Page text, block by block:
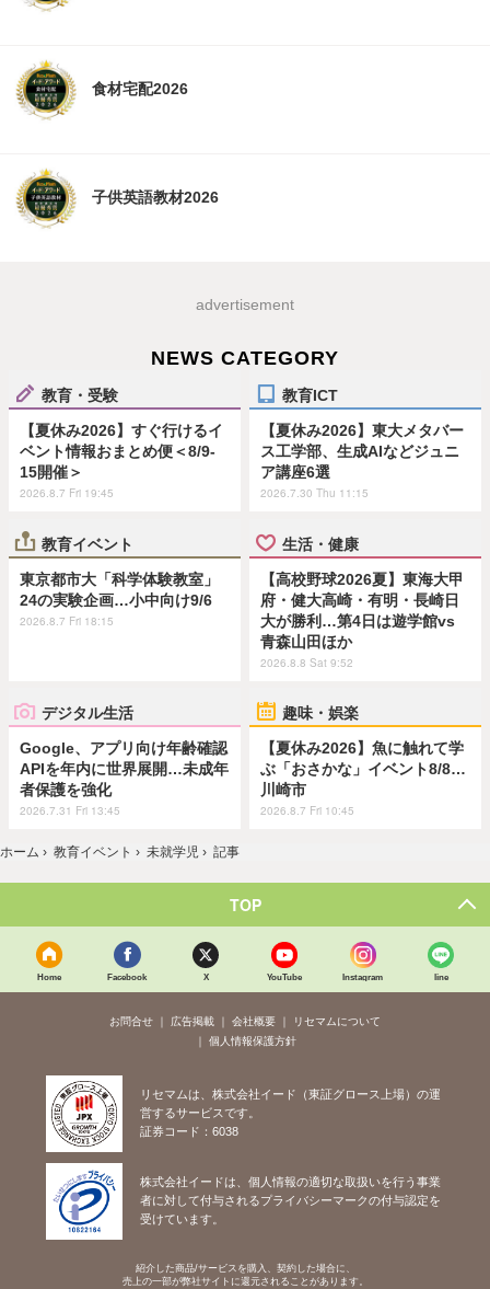
食材宅配2026
子供英語教材2026
advertisement
NEWS CATEGORY
教育・受験
【夏休み2026】すぐ行けるイ
ベント情報おまとめ便＜8/9-
15開催＞
2026.8.7 Fri 19:45
教育ICT
【夏休み2026】東大メタバー
ス工学部、生成AIなどジュニ
ア講座6選
2026.7.30 Thu 11:15
教育イベント
東京都市大「科学体験教室」
24の実験企画…小中向け9/6
2026.8.7 Fri 18:15
生活・健康
【高校野球2026夏】東海大甲
府・健大高崎・有明・長崎日
大が勝利…第4日は遊学館vs
青森山田ほか
2026.8.8 Sat 9:52
デジタル生活
Google、アプリ向け年齢確認
APIを年内に世界展開…未成年
者保護を強化
2026.7.31 Fri 13:45
趣味・娯楽
【夏休み2026】魚に触れて学
ぶ「おさかな」イベント8/8…
川崎市
2026.8.7 Fri 10:45
ホーム › 教育イベント › 未就学児 › 記事
TOP
Home Facebook X YouTube Instagram line
お問合せ 広告掲載 会社概要
リセマムについて
個人情報保護方針
リセマムは、株式会社イード（東証グロース上場）の運
営するサービスです。
証券コード：6038
株式会社イードは、個人情報の適切な取扱いを行う事業
者に対して付与されるプライバシーマークの付与認定を
受けています。
紹介した商品/サービスを購入、契約した場合に、
売上の一部が弊社サイトに還元されることがあります。